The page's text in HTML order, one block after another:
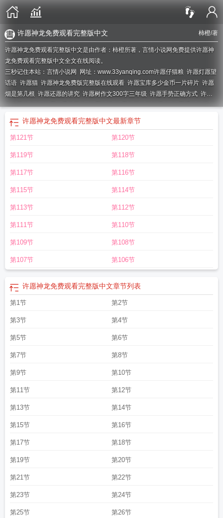
柿橙/著
许愿神龙免费观看完整版中文
许愿神龙免费观看完整版中文是由作者：柿橙所著，言情小说网免费提供许愿神
龙免费观看完整版中文全文在线阅读。
三秒记住本站：言情小说网 网址：www.33yanqing.com许愿仔猫粮 许愿灯愿望
话语 许愿猫 许愿神龙免费版完整版在线观看 许愿宝库多少金币一片碎片 许愿
烟是第几根 许愿还愿的讲究 许愿树作文300字三年级 许愿手势正确方式 许愿
卡片图片大全许愿的手势图片许愿歌词许愿餐厅并不想爆火许愿币兑换码
愿软件
许愿和发愿有什么区别 许愿卡怎么写好 许愿成功了如何还原
动画电影免费国语版
要还愿吗许愿造句 许愿宝库多少金币一个S许愿宝库一个s忍多少金币出
灯许愿宝库和超影服务哪个划算 许愿吧精灵 许愿的拼音
校友 许愿瓶的图片 许愿电影免费完整观看 许愿怎么许最灵验
愿网许愿神龙免费观看完整版中文 许愿宝库a忍需要多少金币
寄语 许愿池图片 许愿宝库返场时间
十许愿神龙免费观看完整版国语版 许愿瓶许愿树图片
了怎么还原
许愿宝库多少抽出s忍 许愿树
包许愿的句子简短 许愿卡写什么好
女许愿鬼许愿不还愿会有什么后果
许愿神龙免费观看完整版中文最新章节
第121节 第120节
第119节 第118节
第117节 第116节
第115节 第114节
第113节 第112节
第111节 第110节
第109节 第108节
第107节 第106节
许愿神龙免费观看完整版中文章节列表
第1节 第2节
第3节 第4节
第5节 第6节
第7节 第8节
第9节 第10节
第11节 第12节
第13节 第14节
第15节 第16节
第17节 第18节
第19节 第20节
第21节 第22节
第23节 第24节
第25节 第26节